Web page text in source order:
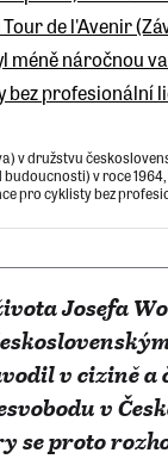
v družstvu
v roce
pro cyklisty bez
Josefa
v cizině a
v
se proto